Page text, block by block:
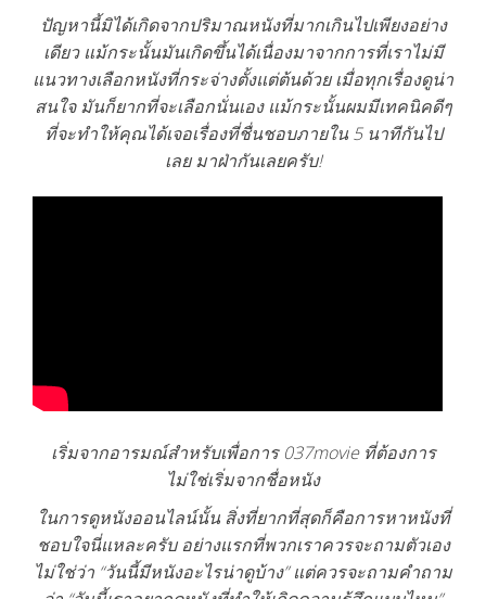
ปัญหานี้มิได้เกิดจากปริมาณหนังที่มากเกินไปเพียงอย่าง
เดียว แม้กระนั้นมันเกิดขึ้นได้เนื่องมาจากการที่เราไม่มี
แนวทางเลือกหนังที่กระจ่างตั้งแต่ต้นด้วย เมื่อทุกเรื่องดูน่า
สนใจ มันก็ยากที่จะเลือกนั่นเอง แม้กระนั้นผมมีเทคนิคดีๆ
ที่จะทำให้คุณได้เจอเรื่องที่ชื่นชอบภายใน 5 นาทีกันไป
เลย มาฝ่ากันเลยครับ!
เริ่มจากอารมณ์สำหรับเพื่อการ 037movie ที่ต้องการ
ไม่ใช่เริ่มจากชื่อหนัง
ในการดูหนังออนไลน์นั้น สิ่งที่ยากที่สุดก็คือการหาหนังที่
ชอบใจนี่แหละครับ อย่างแรกที่พวกเราควรจะถามตัวเอง
ไม่ใช่ว่า “วันนี้มีหนังอะไรน่าดูบ้าง” แต่ควรจะถามคำถาม